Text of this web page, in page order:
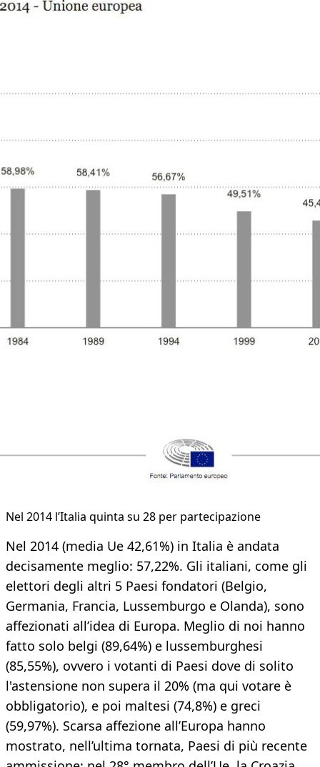
Nel 2014 l’Italia quinta su 28 per partecipazione
Nel 2014 (media Ue 42,61%) in Italia è andata
decisamente meglio: 57,22%. Gli italiani, come gli
elettori degli altri 5 Paesi fondatori (Belgio,
Germania, Francia, Lussemburgo e Olanda), sono
affezionati all’idea di Europa. Meglio di noi hanno
fatto solo belgi (89,64%) e lussemburghesi
(85,55%), ovvero i votanti di Paesi dove di solito
l'astensione non supera il 20% (ma qui votare è
obbligatorio), e poi maltesi (74,8%) e greci
(59,97%). Scarsa affezione all’Europa hanno
mostrato, nell’ultima tornata, Paesi di più recente